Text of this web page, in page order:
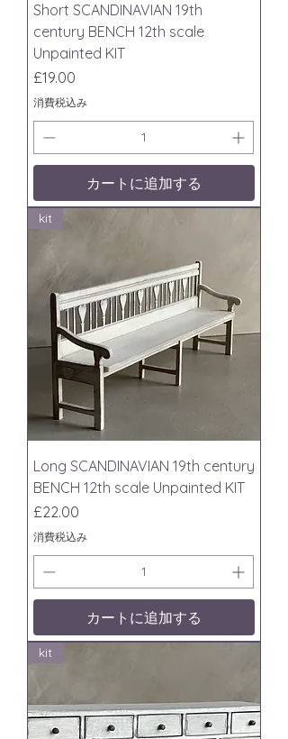
Short SCANDINAVIAN 19th
century BENCH 12th scale
Unpainted KIT
価格
£19.00
消費税込み
カートに追加する
kit
Long SCANDINAVIAN 19th century
BENCH 12th scale Unpainted KIT
価格
£22.00
消費税込み
カートに追加する
kit